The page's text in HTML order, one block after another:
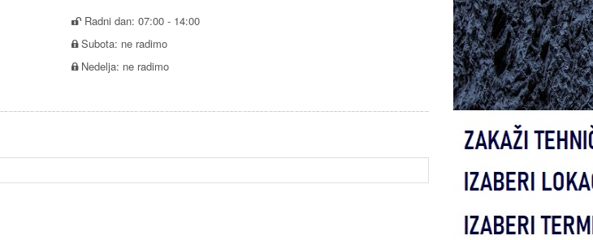
Radni dan: 07:00 - 14:00
Subota: ne radimo
Nedelja: ne radimo